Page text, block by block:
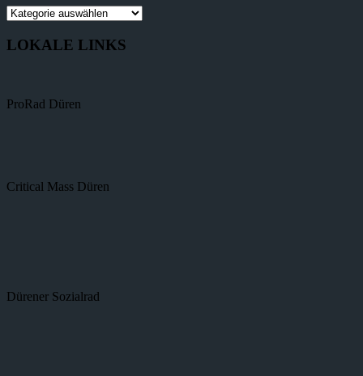
LOKALE LINKS
ProRad Düren
Critical Mass Düren
Dürener Sozialrad